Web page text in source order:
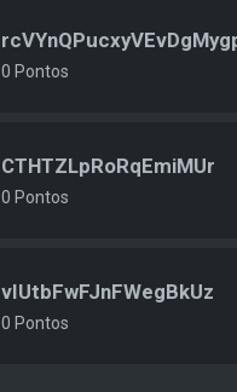
0 Pontos
CTHTZLpRoRqEmiMUr
0 Pontos
vIUtbFwFJnFWegBkUz
0 Pontos